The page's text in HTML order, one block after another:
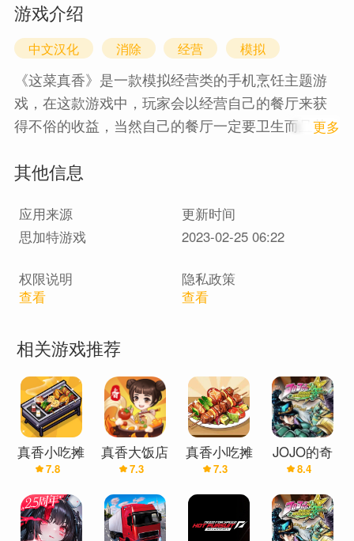
游戏介绍
中文汉化 消除 经营 模拟
《这菜真香》是一款模拟经营类的手机烹饪主题游
戏，在这款游戏中，玩家会以经营自己的餐厅来获
得不俗的收益，当然自己的餐厅一定要卫生而且菜
的回头客的，还可以来扩大自己的店铺和装潢！
1 更多
其他信息
应用来源
更新时间
思加特游戏
2023-02-25 06:22
权限说明
查看
隐私政策
查看
相关游戏推荐
真香小吃摊
7.8
真香大饭店
7.3
真香小吃摊
7.3
JOJO的奇
幻冒险:群
星之战重制
版
8.4